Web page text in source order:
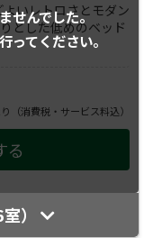
せんでした。
ってください。
いレトロさとモダン
とした低めのベッド
（消費税・サービス料込）
）